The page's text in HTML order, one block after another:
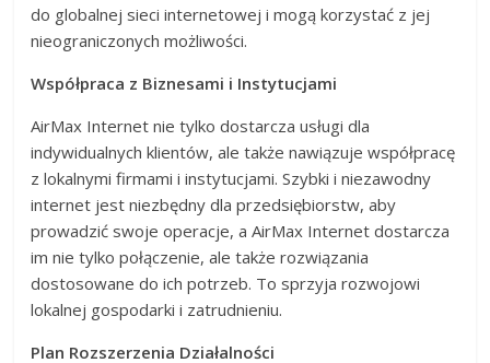
do globalnej sieci internetowej i mogą korzystać z jej
nieograniczonych możliwości.
Współpraca z Biznesami i Instytucjami
AirMax Internet nie tylko dostarcza usługi dla
indywidualnych klientów, ale także nawiązuje współpracę
z lokalnymi firmami i instytucjami. Szybki i niezawodny
internet jest niezbędny dla przedsiębiorstw, aby
prowadzić swoje operacje, a AirMax Internet dostarcza
im nie tylko połączenie, ale także rozwiązania
dostosowane do ich potrzeb. To sprzyja rozwojowi
lokalnej gospodarki i zatrudnieniu.
Plan Rozszerzenia Działalności